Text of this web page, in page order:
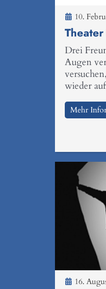
10.
Drei
Augen
wieder
Mehr
16.